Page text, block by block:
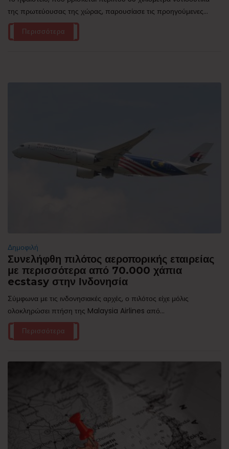
της πρωτεύουσας της χώρας, παρουσίασε τις προηγούμενες...
Περισσότερα
Δημοφιλή
Συνελήφθη πιλότος αεροπορικής εταιρείας
με περισσότερα από 70.000 χάπια
ecstasy στην Ινδονησία
Σύμφωνα με τις ινδονησιακές αρχές, ο πιλότος είχε μόλις
ολοκληρώσει πτήση της Malaysia Airlines από...
Περισσότερα